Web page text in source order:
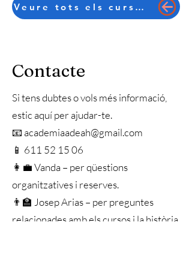
Veure tots els cursos en català
Contacte
Si tens dubtes o vols més informació,
estic aquí per ajudar-te.
📧 academiaadeah@gmail.com
📱 611 52 15 06
👩‍💼 Vanda – per qüestions
organitzatives i reserves.
👨‍🏫 Josep Arias – per preguntes
relacionades amb els cursos i la història.